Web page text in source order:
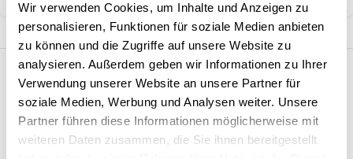
Wir verwenden Cookies, um Inhalte und Anzeigen zu
personalisieren, Funktionen für soziale Medien anbieten
zu können und die Zugriffe auf unsere Website zu
analysieren. Außerdem geben wir Informationen zu Ihrer
Verwendung unserer Website an unsere Partner für
soziale Medien, Werbung und Analysen weiter. Unsere
Partner führen diese Informationen möglicherweise mit
weiteren Daten zusammen, die Sie ihnen bereitgestellt